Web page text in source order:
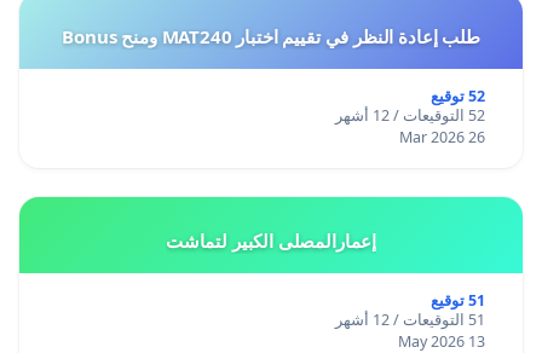
طلب إعادة النظر في تقييم اختبار MAT240 ومنح Bonus
52 توقيع
52 التوقيعات / 12 أشهر
26 Mar 2026
إعمارالمصلى الكبير لتماشت
51 توقيع
51 التوقيعات / 12 أشهر
13 May 2026